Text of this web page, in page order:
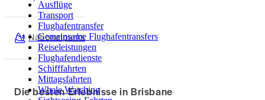
Ausflüge
Transport
Flughafentransfer
Gemeinsame Flughafentransfers
Reiseleistungen
Flughafendienste
Schifffahrten
Mittagsfahrten
Whale Watching
Nationalparks
Die besten Erlebnisse in Brisbane